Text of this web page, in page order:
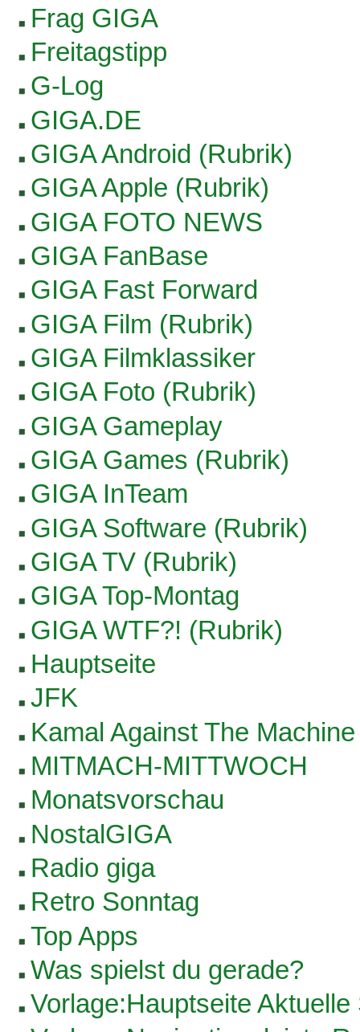
Frag GIGA
Freitagstipp
G-Log
GIGA.DE
GIGA Android (Rubrik)
GIGA Apple (Rubrik)
GIGA FOTO NEWS
GIGA FanBase
GIGA Fast Forward
GIGA Film (Rubrik)
GIGA Filmklassiker
GIGA Foto (Rubrik)
GIGA Gameplay
GIGA Games (Rubrik)
GIGA InTeam
GIGA Software (Rubrik)
GIGA TV (Rubrik)
GIGA Top-Montag
GIGA WTF?! (Rubrik)
Hauptseite
JFK
Kamal Against The Machine
MITMACH-MITTWOCH
Monatsvorschau
NostalGIGA
Radio giga
Retro Sonntag
Top Apps
Was spielst du gerade?
Vorlage:Hauptseite Aktuelle